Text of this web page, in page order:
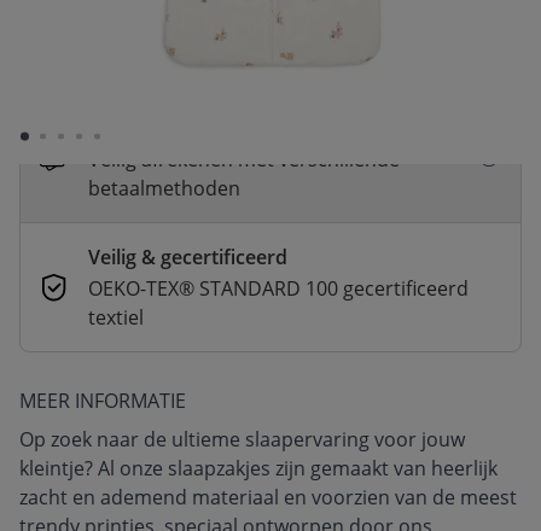
Voor 23:00 besteld, dezelfde dag
verzonden
Betaal nu of in 3 delen
Veilig afrekenen met verschillende
betaalmethoden
Veilig & gecertificeerd
OEKO-TEX® STANDARD 100 gecertificeerd
textiel
MEER INFORMATIE
Op zoek naar de ultieme slaapervaring voor jouw
kleintje? Al onze slaapzakjes zijn gemaakt van heerlijk
zacht en ademend materiaal en voorzien van de meest